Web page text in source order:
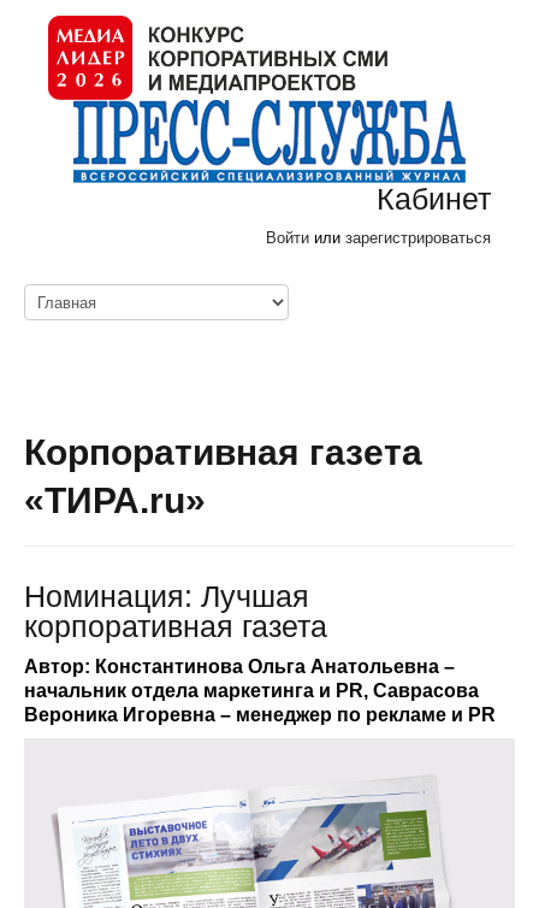
Кабинет
Войти или зарегистрироваться
Корпоративная газета
«ТИРА.ru»
Номинация: Лучшая
корпоративная газета
Автор: Константинова Ольга Анатольевна –
начальник отдела маркетинга и PR, Саврасова
Вероника Игоревна – менеджер по рекламе и PR